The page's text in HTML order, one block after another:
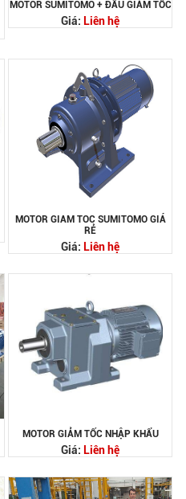
MOTOR SUMITOMO + ĐẦU GIẢM TỐC
Giá: Liên hệ
MOTOR GIAM TOC SUMITOMO GIÁ
RẺ
Giá: Liên hệ
MOTOR GIẢM TỐC NHẬP KHẨU
Giá: Liên hệ